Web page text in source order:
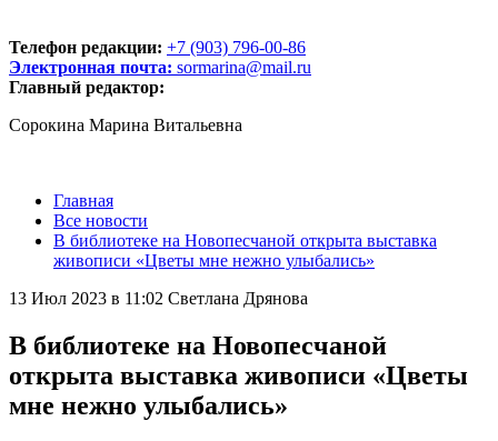
Телефон редакции: +7 (903) 796-00-86
Электронная почта: sormarina@mail.ru
Главный редактор:
Сорокина Марина Витальевна
Главная
Все новости
В библиотеке на Новопесчаной открыта выставка
живописи «Цветы мне нежно улыбались»
13 Июл 2023 в 11:02 Светлана Дрянова
В библиотеке на Новопесчаной
открыта выставка живописи «Цветы
мне нежно улыбались»